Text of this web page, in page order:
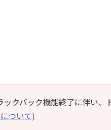
クバック機能終了に伴い、
ついて)